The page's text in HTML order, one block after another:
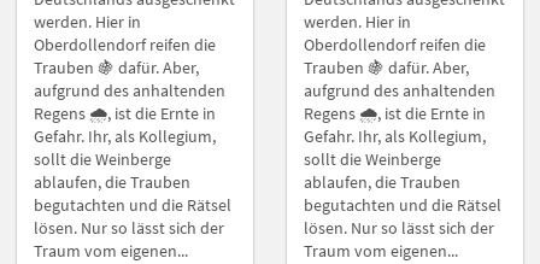
werden. Hier in
Oberdollendorf reifen die
Trauben 🍇 dafür. Aber,
aufgrund des anhaltenden
Regens 🌧️, ist die Ernte in
Gefahr. Ihr, als Kollegium,
sollt die Weinberge
ablaufen, die Trauben
begutachten und die Rätsel
lösen. Nur so lässt sich der
Traum vom eigenen...
werden. Hier in
Oberdollendorf reifen die
Trauben 🍇 dafür. Aber,
aufgrund des anhaltenden
Regens 🌧️, ist die Ernte in
Gefahr. Ihr, als Kollegium,
sollt die Weinberge
ablaufen, die Trauben
begutachten und die Rätsel
lösen. Nur so lässt sich der
Traum vom eigenen...